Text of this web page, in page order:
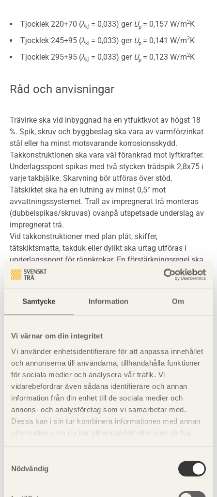
Samtycke Information Om
Vi värnar om din integritet
Vi använder enhetsidentifierare för att anpassa innehållet
och annonserna till användarna, tillhandahålla funktioner
för sociala medier och analysera vår trafik. Vi
vidarebefordrar även sådana identifierare och annan
information från din enhet till de sociala medier och
annons- och analysföretag som vi samarbetar med.
Dessa kan i sin tur kombinera informationen med annan
information som du har tillhandahållit eller som de har
Nödvändig
Tjocklek 220+70 (λkl = 0,033) ger Up = 0,157 W/m2K
Tjocklek 245+95 (λkl = 0,033) ger Up = 0,141 W/m2K
Tjocklek 295+95 (λkl = 0,033) ger Up = 0,123 W/m2K
Råd och anvisningar
Trävirke ska vid inbyggnad ha en ytfuktkvot av högst 18
%. Spik, skruv och byggbeslag ska vara av varmförzinkat
stål eller ha minst motsvarande korrosionsskydd.
Takkonstruktionen ska vara väl förankrad mot lyftkrafter.
Underlagsspont spikas med två stycken trådspik 2,8x75 i
varje takbjälke. Skarvning bör utföras över stöd.
Tätskiktet ska ha en lutning av minst 0,5° mot
avvattningssystemet. Trall av impregnerat trä monteras
(dubbelspikas/skruvas) ovanpå utspetsade underslag av
impregnerat trä.
Vid takkonstruktioner med plan plåt, skiffer,
tätskiktsmatta, takduk eller dylikt ska urtag utföras i
underlagsspont för rännkrokar. En förstärkningsregel ska
monteras under underlagssponten. Alternativt används
rännkrokar som kan fästas i en takfotsbräda.
På separata sidor redovisas träbyggnadstekniska
typdetaljer för altanbjälklag med takbjälkar av
konstruktionsvirke eller limträ.
För information om övriga material till ett klimatskiljande
altanbjälklag med takbjälkar av konstruktionsvirke eller
limträ hänvisas till byggnadskonstruktör och
materialtillverkare.
Bild 1. Montering av fäste i taktäckning. Tätskiktet helsvetsas mot